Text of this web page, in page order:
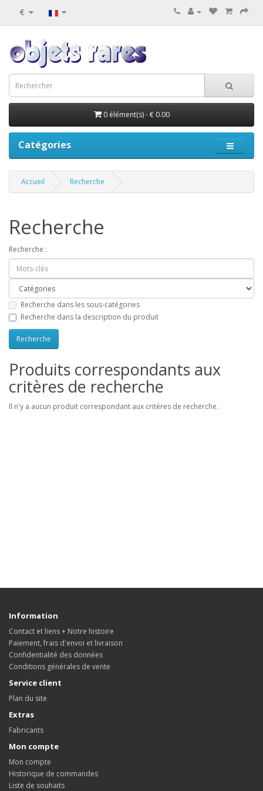
€
0 élément(s) - € 0.00
Catégories
Accueil Recherche
Recherche
Recherche :
Recherche dans les sous-catégories
Recherche dans la description du produit
Produits correspondants aux
critères de recherche
Il n'y a aucun produit correspondant aux critères de recherche.
Information
Contact et liens + Notre histoire
Paiement, frais d'envoi et livraison
Confidentialité des données
Conditions générales de vente
Service client
Plan du site
Extras
Fabricants
Mon compte
Mon compte
Historique de commandes
Liste de souhaits